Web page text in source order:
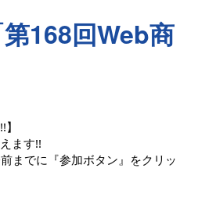
168回Web商
ます!!
までに『参加ボタン』をクリッ